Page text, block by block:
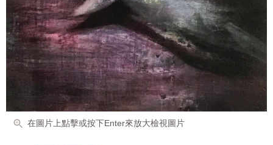
在圖片上點擊或按下Enter來放大檢視圖片